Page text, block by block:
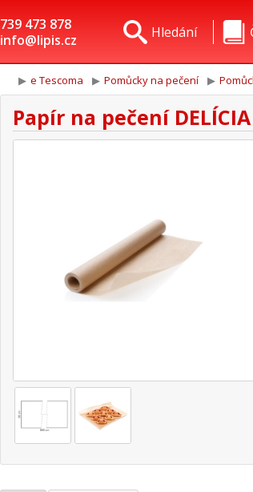
739 473 878
info@lipis.cz
Hledání
e Tescoma Pomůcky na pečení
Papír na pečení DELÍCIA